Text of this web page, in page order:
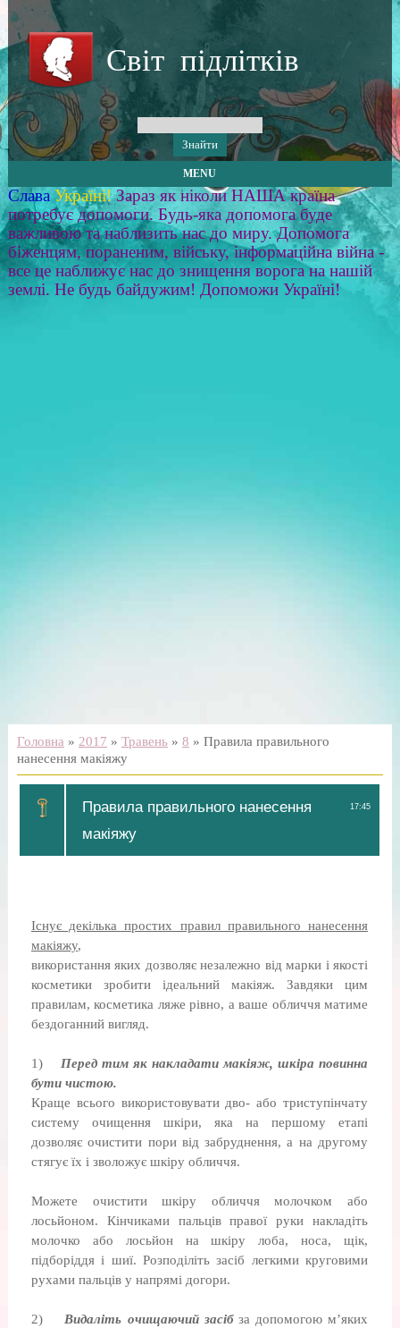
Світ підлітків
MENU
Слава Україні! Зараз як ніколи НАША країна
потребує допомоги. Будь-яка допомога буде
важливою та наблизить нас до миру. Допомога
біженцям, пораненим, війську, інформаційна війна -
все це наближує нас до знищення ворога на нашій
землі. Не будь байдужим! Допоможи Україні!
Головна » 2017 » Травень » 8 » Правила правильного
нанесення макіяжу
17:45
Правила правильного нанесення
макіяжу
Існує декілька простих правил правильного нанесення
макіяжу,
використання яких дозволяє незалежно від марки і якості
косметики зробити ідеальний макіяж. Завдяки цим
правилам, косметика ляже рівно, а ваше обличчя матиме
бездоганний вигляд.
1) Перед тим як накладати макіяж, шкіра повинна
бути чистою.
Краще всього використовувати дво- або триступінчату
систему очищення шкіри, яка на першому етапі
дозволяє очистити пори від забруднення, а на другому
стягує їх і зволожує шкіру обличчя.
Можете очистити шкіру обличчя молочком або
лосьйоном. Кінчиками пальців правої руки накладіть
молочко або лосьйон на шкіру лоба, носа, щік,
підборіддя і шиї. Розподіліть засіб легкими круговими
рухами пальців у напрямі догори.
2) Видаліть очищаючий засібза допомогою м’яких